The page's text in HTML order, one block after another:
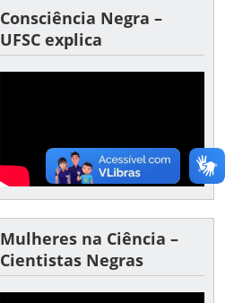
Consciência Negra –
UFSC explica
Mulheres na Ciência –
Cientistas Negras